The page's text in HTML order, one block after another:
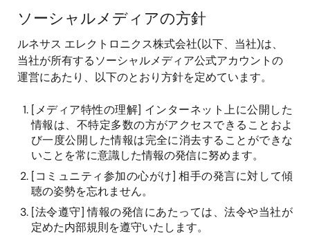
ソーシャルメディアの方針
ルネサス エレクトロニクス株式会社(以下、当社)は、
当社が所有するソーシャルメディア公式アカウントの
運営にあたり、以下のとおり方針を定めています。
[メディア特性の理解] インターネット上に公開した
情報は、不特定多数の方がアクセスできることおよ
び一度公開した情報は完全に消去することができな
いことを常に意識した情報の発信に努めます。
[コミュニティ参加の心がけ]相手の発言に対して傾
聴の姿勢を忘れません。
[法令遵守]情報の発信にあたっては、法令や当社が
定めた内部規則を遵守いたします。